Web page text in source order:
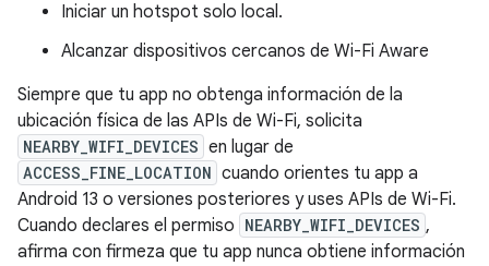
Iniciar un hotspot solo local.
Alcanzar dispositivos cercanos de Wi-Fi Aware
Siempre que tu app no obtenga información de la
ubicación física de las APIs de Wi-Fi, solicita
NEARBY_WIFI_DEVICES en lugar de
ACCESS_FINE_LOCATION cuando orientes tu app a
Android 13 o versiones posteriores y uses APIs de Wi-Fi.
Cuando declares el permiso NEARBY_WIFI_DEVICES ,
afirma con firmeza que tu app nunca obtiene información